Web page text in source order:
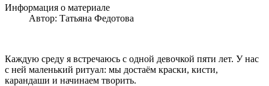
Информация о материале
Автор: Татьяна Федотова
Каждую среду я встречаюсь с одной девочкой пяти лет. У нас
с ней маленький ритуал: мы достаём краски, кисти,
карандаши и начинаем творить.